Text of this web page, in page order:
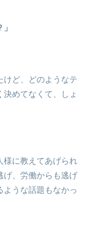
けど、どのようなテ
めてなくて、しょ
様に教えてあげられ
げ、労働からも逃げ
ような話題もなかっ